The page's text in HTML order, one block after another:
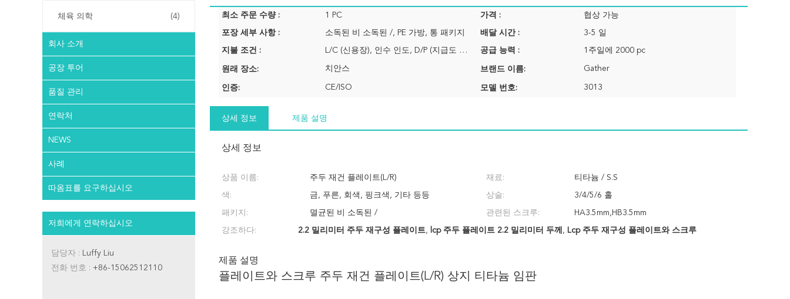
체육 의학 (4)
회사 소개
공장 투어
품질 관리
연락처
NEWS
사례
따옴표를 요구하십시오
저희에게 연락하십시오
담당자 : Luffy Liu
전화 번호 : +86-15062512110
최소 주문 수량 : 1 PC 가격 : 협상 가능
포장 세부 사항 : 소독된 비 소독된 /, PE 가방, 통 패키지 배달 시간 : 3-5 일
지불 조건 : L/C (신용장), 인수 인도, D/P (지급도 조건), 전신환, 웨스턴 유니온, 머니그램 공급 능력 : 1주일에 2000 pc
원래 장소: 치안스 브랜드 이름: Gather
인증: CE/ISO 모델 번호: 3013
상세 정보 제품 설명
상세 정보
상품 이름: 주두 재건 플레이트(L/R) 재료: 티타늄 / S.S
색: 금, 푸른, 회색, 핑크색, 기타 등등 상술: 3/4/5/6 홀
패키지: 멸균된 비 소독된 / 관련된 스크루: HA3.5mm,HB3.5mm
강조하다: 2.2 밀리미터 주두 재구성 플레이트, lcp 주두 플레이트 2.2 밀리미터 두께 , Lcp 주두 재구성 플레이트와 스크루
제품 설명
플레이트와 스크루 주두 재건 플레이트(L/R) 상지 티타늄 임판